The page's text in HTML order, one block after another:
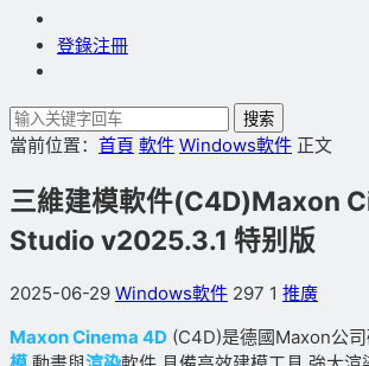
登錄注冊
搜索
當前位置： 首頁 軟件 Windows軟件 正文
三維建模軟件(C4D)Maxon
Studio v2025.3.1 特别版
2025-06-29 Windows軟件 297 1 推廣
Maxon Cinema 4D (C4D)是德國Maxon公